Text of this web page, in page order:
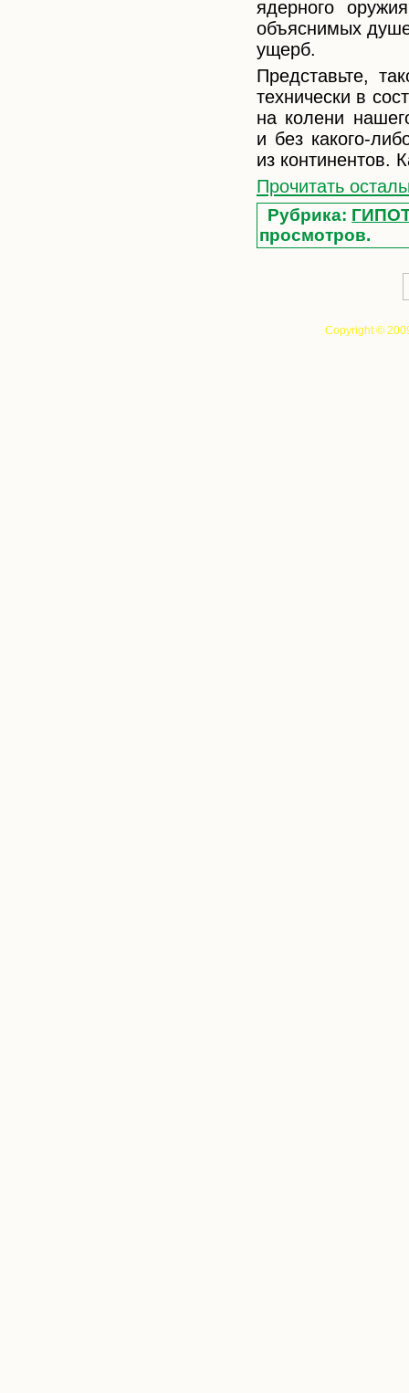
ядерного
объяснимых
ущерб.
Представьте,
технически в
на колени
и без какого-
из континентов.
Прочитать
Рубрика:
просмотров.
Copyright ©